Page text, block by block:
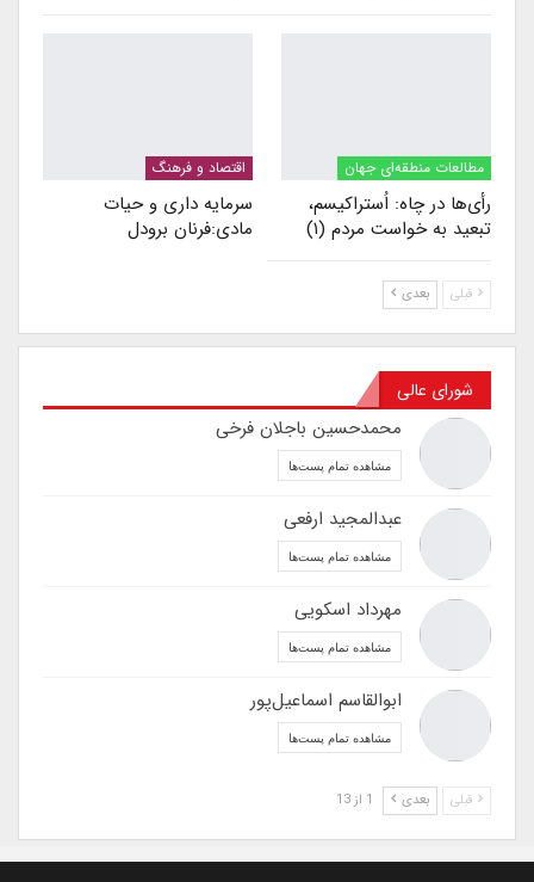
مطالعات منطقه‌ای جهان
رأی‌ها در چاه: اُستراکیسم،
تبعید به خواست مردم (۱)
اقتصاد و فرهنگ
سرمایه داری و حیات
مادی:ف‍رن‍ان ب‍رودل‌
قبلی بعدی
شورای عالی
محمدحسین باجلان فرخی
مشاهده تمام پست‌ها
عبدالمجید ارفعی
مشاهده تمام پست‌ها
مهرداد اسکویی
مشاهده تمام پست‌ها
ابوالقاسم اسماعیل‌پور
مشاهده تمام پست‌ها
قبلی بعدی